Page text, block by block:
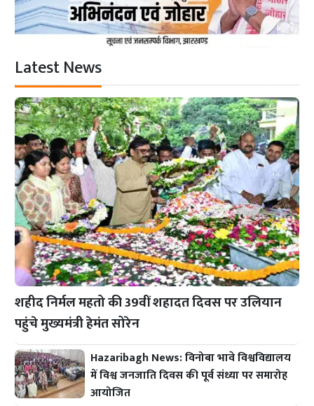
Latest News
शहीद निर्मल महतो की 39वीं शहादत दिवस पर उलियान
पहुंचे मुख्यमंत्री हेमंत सोरेन
Hazaribagh News: विनोबा भावे विश्वविद्यालय
में विश्व जनजाति दिवस की पूर्व संध्या पर समारोह
आयोजित